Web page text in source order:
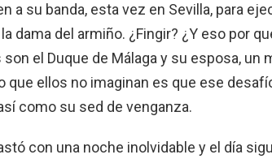
a su banda, esta vez en Sevilla, para
dama del armiño. ¿Fingir? ¿Y eso por
el Duque de Málaga y su esposa, un
que ellos no imaginan es que ese
como su sed de venganza.
con una noche inolvidable y el día